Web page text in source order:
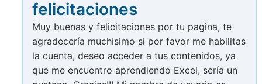
felicitaciones
Muy buenas y felicitaciones por tu pagina, te
agradecería muchisimo si por favor me habilitas
la cuenta, deseo acceder a tus contenidos, ya
que me encuentro aprendiendo Excel, sería un